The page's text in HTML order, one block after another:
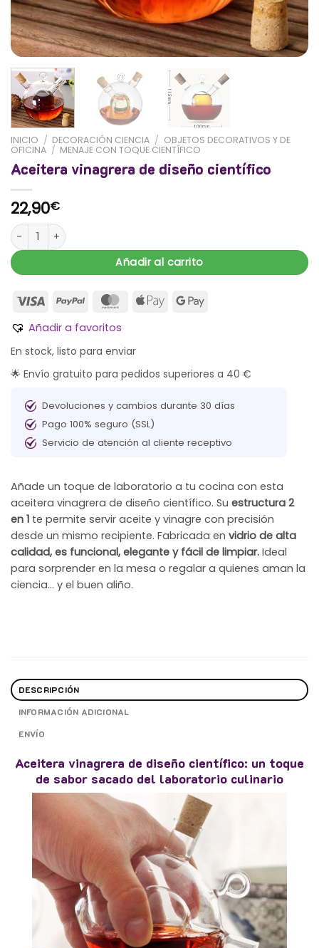
INICIO / DECORACIÓN CIENCIA / OBJETOS DECORATIVOS Y DE
OFICINA / MENAJE CON TOQUE CIENTÍFICO
Aceitera vinagrera de diseño científico
22,90€
Aceitera vinagrera de diseño científico cantidad
Añadir al carrito
Añadir a favoritos
En stock, listo para enviar
🌟 Envío gratuito para pedidos superiores a 40 €
Devoluciones y cambios durante 30 días
Pago 100% seguro (SSL)
Servicio de atención al cliente receptivo
Añade un toque de laboratorio a tu cocina con esta
aceitera vinagrera de diseño científico. Su estructura 2
en 1 te permite servir aceite y vinagre con precisión
desde un mismo recipiente. Fabricada en vidrio de alta
calidad, es funcional, elegante y fácil de limpiar. Ideal
para sorprender en la mesa o regalar a quienes aman la
ciencia… y el buen aliño.
DESCRIPCIÓN
INFORMACIÓN ADICIONAL
ENVÍO
Aceitera vinagrera de diseño científico: un toque
de sabor sacado del laboratorio culinario